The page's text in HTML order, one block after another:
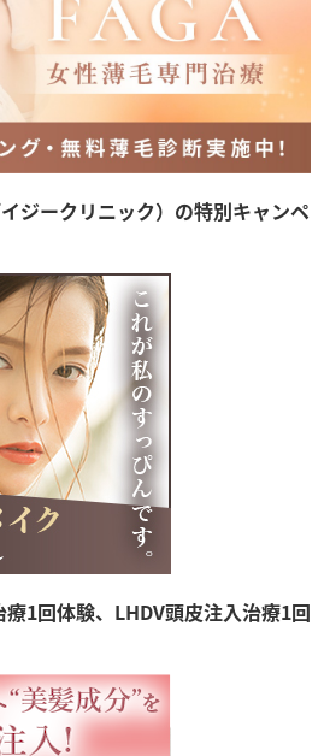
ジークリニック）の特別キャンペ
1回体験、LHDV頭皮注入治療1回